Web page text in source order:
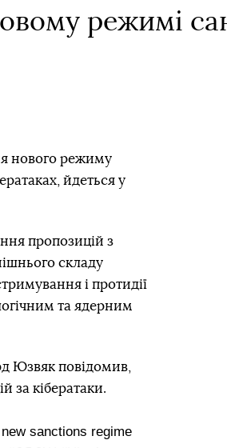
режимі
нового режиму
йдеться у
пропозицій з
складу
і протидії
та ядерним
Юзвяк повідомив,
за кібератаки.
sanctions regime